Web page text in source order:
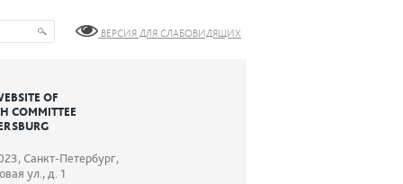
ВЕРСИЯ ДЛЯ СЛАБОВИДЯЩИХ
OF
COMMITTEE
Санкт-Петербург,
ул., д. 1